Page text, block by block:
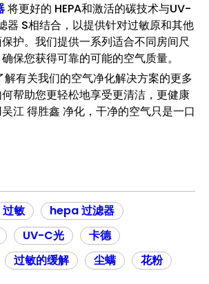
将更好的 HEPA和激活的碳技术与UV-
器 S相结合，以提供针对过敏原和其他
护。我们提供一系列适合不同房间尺
保您获得可靠的可能的空气质量。
有关我们的空气净化解决方案的更多
帮助您更轻松地享受更清洁，更健康
江 得胜鑫 净化，干净的空气只是一口
过敏
hepa 过滤器
UV-C光
卡德
过敏的缓解 尘螨 花粉